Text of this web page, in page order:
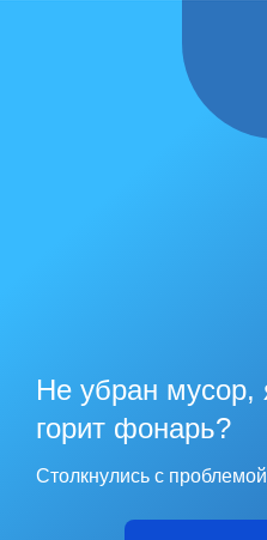
Не убран мусор,
горит фонарь?
Столкнулись с